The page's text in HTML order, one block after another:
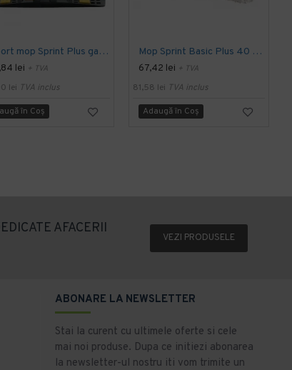
Suport mop Sprint Plus galben 40 cm Vermop
lei + TVA
lei TVA inclus
în Coş
Mop Sprint Basic Plus 40 cm, Vermop
67,42 lei + TVA
81,58 lei TVA inclus
Adaugă în Coş
AFACERII
VEZI PRODUSELE
ABONARE LA NEWSLETTER
Stai la curent cu ultimele oferte si cele
mai noi produse. Dupa ce initiezi abonarea
la newsletter-ul nostru iti vom trimite un